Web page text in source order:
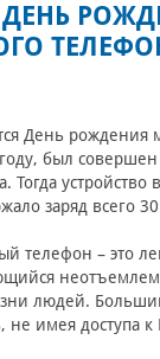
ДЕНЬ
День рождения
был
Тогда
заряд всего
телефон – это
людей.
не имея доступа к